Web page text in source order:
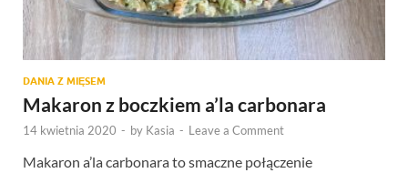
DANIA Z MIĘSEM
Makaron z boczkiem a’la carbonara
14 kwietnia 2020 - by Kasia - Leave a Comment
Makaron a’la carbonara to smaczne połączenie